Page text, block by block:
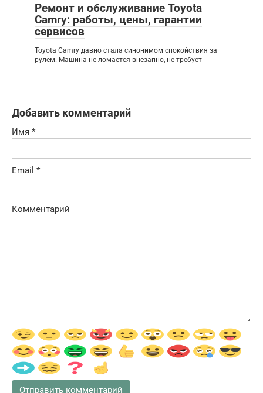
Ремонт и обслуживание Toyota
Camry: работы, цены, гарантии
сервисов
Toyota Camry давно стала синонимом спокойствия за
рулём. Машина не ломается внезапно, не требует
Добавить комментарий
Имя *
Email *
Комментарий